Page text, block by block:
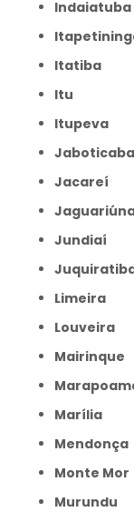
Indaiatuba
Itatiba
Itu
Itupeva
Jacareí
Jundiaí
Limeira
Louveira
Mairinque
Marília
Mendonça
Monte Mor
Murundu